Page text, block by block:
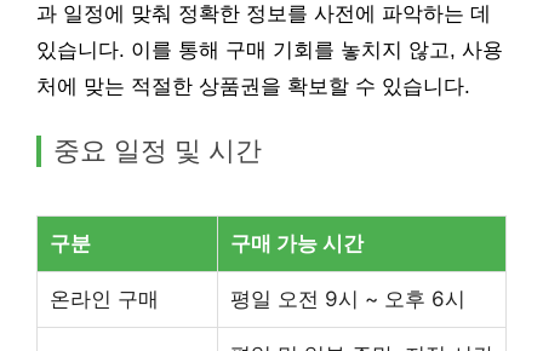
과 일정에 맞춰 정확한 정보를 사전에 파악하는 데
있습니다. 이를 통해 구매 기회를 놓치지 않고, 사용
처에 맞는 적절한 상품권을 확보할 수 있습니다.
중요 일정 및 시간
구분 구매 가능 시간
온라인 구매 평일 오전 9시 ~ 오후 6시